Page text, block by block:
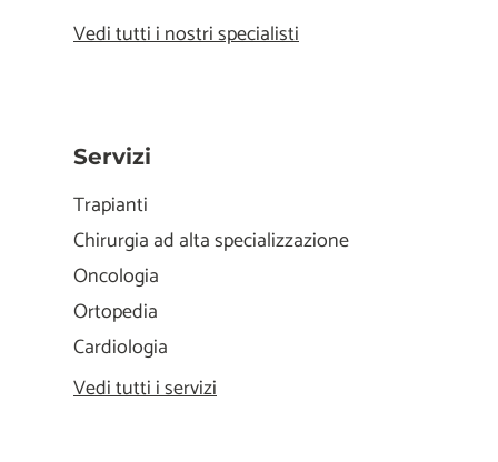
Vedi tutti i nostri specialisti
Servizi
Trapianti
Chirurgia ad alta specializzazione
Oncologia
Ortopedia
Cardiologia
Vedi tutti i servizi